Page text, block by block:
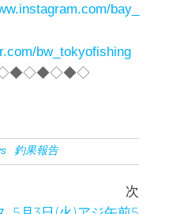
bay_
bw_tokyofishing
釣果報告
次